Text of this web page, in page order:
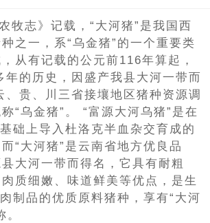
牧志》记载，“大河猪”是我国西
之一，系“乌金猪”的一个重要类
从有记载的公元前116年算起，
年的历史，因盛产我县大河一带而
贵、川三省接壤地区猪种资源调
“乌金猪”。 “富源大河乌猪”是在
础上导入杜洛克半血杂交育成的
“大河猪”是云南省地方优良品
大河一带而得名，它具有耐粗
质细嫩、味道鲜美等优点，是生
制品的优质原料猪种，享有“大河